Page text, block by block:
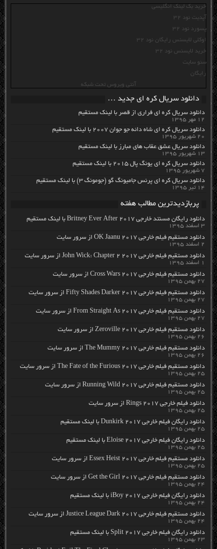
خرید بک لینک انگلیسی
آپدیت نود 32
پسورد نود 32
اوکلی لایسنس رایگان نود 32
خرید لایسنس نود 32
سئو سایت
رایگان
آنتی ویروس تحت شبکه
دانلود سریال کره ای جدید …
دانلود سریال کره ای فراری از قصر با لینک مستقیم
۱۲ مهر ۱۳۹۵
دانلود سریال کره ای شاه دائه جو جوان ۲۰۰۷ با لینک مستقیم
۲۰ شهریور ۱۳۹۵
دانلود سریال عشق عقاب های مبارز با لینک مستقیم
۱۳ شهریور ۱۳۹۵
دانلود سریال کره ای یونگ پال ۲۰۱۵ با لینک مستقیم
۷ شهریور ۱۳۹۵
دانلود سریال کره ای پرنس جامیونگ گو (جومونگ ۳) با لینک مستقیم
۱۴ تیر ۱۳۹۵
پربازدیدترین مطالب هفته
دانلود رایگان مسنتد خارجی Britney Ever After 2017 با لینک مستقیم
۳ اسفند ۱۳۹۵
دانلود مستقیم فیلم خارجی OK Jaanu 2017 از سرور سایت
۲ اسفند ۱۳۹۵
دانلود مستقیم فیلم خارجی John Wick: Chapter 2 2017 از سرور سایت
۱ اسفند ۱۳۹۵
دانلود مستقیم فیلم خارجی Cross Wars 2017 از سرور سایت
۲۷ بهمن ۱۳۹۵
دانلود مستقیم فیلم خارجی Fifty Shades Darker 2017 از سرور سایت
۲۷ بهمن ۱۳۹۵
دانلود مستقیم فیلم خارجی From Straight As 2017 از سرور سایت
۲۷ بهمن ۱۳۹۵
دانلود مستقیم فیلم خارجی Zeroville 2017 از سرور سایت
۲۶ بهمن ۱۳۹۵
دانلود مستقیم فیلم خارجی The Mummy 2017 از سرور سایت
۲۶ بهمن ۱۳۹۵
دانلود مستقیم فیلم خارجی The Fate of the Furious 2017 از سرور سایت
۲۵ بهمن ۱۳۹۵
دانلود مستقیم فیلم خارجی Running Wild 2017 از سرور سایت
۲۵ بهمن ۱۳۹۵
دانلود فیلم خارجی Rings 2017 از سرور سایت
۲۵ بهمن ۱۳۹۵
دانلود رایگان فیلم خارجی Dunkirk 2017 با لینک مستقیم
۲۵ بهمن ۱۳۹۵
دانلود رایگان فیلم خارجی Eloise 2017 با لینک مستقیم
۲۵ بهمن ۱۳۹۵
دانلود مستقیم فیلم خارجی Essex Heist 2017 از سرور سایت
۲۵ بهمن ۱۳۹۵
دانلود مستقیم فیلم خارجی Get the Girl 2017 از سرور سایت
۲۴ بهمن ۱۳۹۵
دانلود رایگان فیلم خارجی iBoy 2017 با لینک مستقیم
۲۴ بهمن ۱۳۹۵
دانلود مستقیم فیلم خارجی Justice League Dark 2017 از سرور سایت
۲۴ بهمن ۱۳۹۵
دانلود رایگان فیلم خارجی Split 2017 با لینک مستقیم
۲۳ بهمن ۱۳۹۵